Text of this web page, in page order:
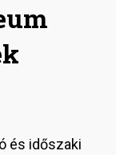
és időszaki